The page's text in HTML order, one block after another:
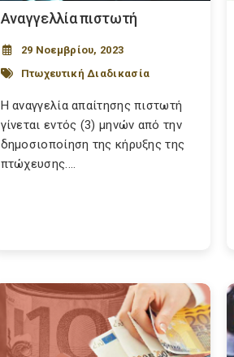
Αναγγελλία πιστωτή
29 Νοεμβρίου, 2023
Πτωχευτική Διαδικασία
Η αναγγελία απαίτησης πιστωτή
γίνεται εντός (3) μηνών από την
δημοσιοποίηση της κήρυξης της
πτώχευσης....